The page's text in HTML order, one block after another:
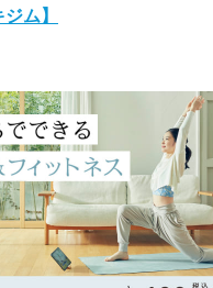
ム】